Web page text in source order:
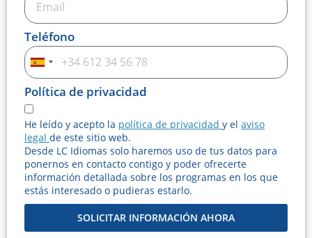
Teléfono
Spain
+34
Política de privacidad
He leído y acepto la política de privacidad y el aviso
legal de este sitio web.
Desde LC Idiomas solo haremos uso de tus datos para
ponernos en contacto contigo y poder ofrecerte
información detallada sobre los programas en los que
estás interesado o pudieras estarlo.
SOLICITAR INFORMACIÓN AHORA